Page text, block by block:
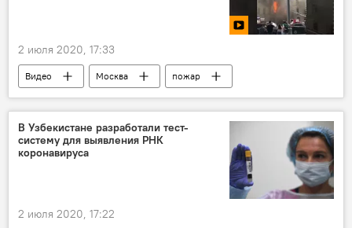
2 июля 2020, 17:33
Видео Москва пожар
В Узбекистане разработали тест-
систему для выявления РНК
коронавируса
2 июля 2020, 17:22